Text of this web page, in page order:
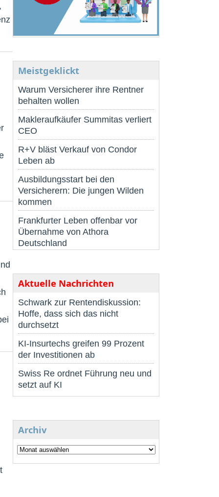
Meistgeklickt
Warum Versicherer ihre Rentner
behalten wollen
Makleraufkäufer Summitas verliert
CEO
R+V bläst Verkauf von Condor
Leben ab
Ausbildungsstart bei den
Versicherern: Die jungen Wilden
kommen
Frankfurter Leben offenbar vor
Übernahme von Athora
Deutschland
Aktuelle Nachrichten
Schwark zur Rentendiskussion:
Hoffe, dass sich das nicht
durchsetzt
KI-Insurtechs greifen 99 Prozent
der Investitionen ab
Swiss Re ordnet Führung neu und
setzt auf KI
Archiv